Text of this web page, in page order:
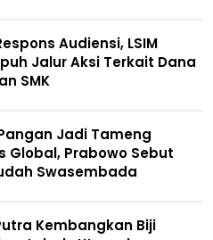
Audiensi, LSIM
Jalur Aksi Terkait Dana
SMK
Jadi Tameng
Global, Prabowo Sebut
Swasembada
Kembangkan Biji